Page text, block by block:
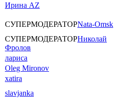
Ирина AZ
СУПЕРМОДЕРАТОРNata-Omsk
СУПЕРМОДЕРАТОРНиколай
Фролов
лариса
Oleg Mironov
xatira
slavjanka